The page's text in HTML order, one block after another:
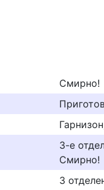
Смирно!
З-е
Смирно!
З